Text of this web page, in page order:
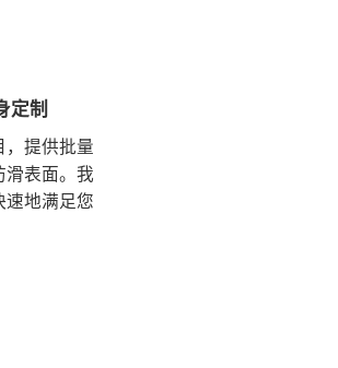
定制
，提供批量
滑表面。我
速地满足您